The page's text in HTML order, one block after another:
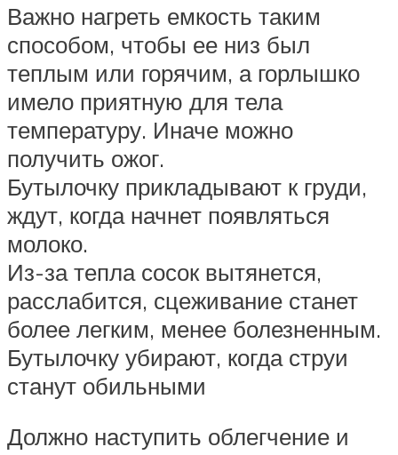
Важно нагреть емкость таким
способом, чтобы ее низ был
теплым или горячим, а горлышко
имело приятную для тела
температуру. Иначе можно
получить ожог.
Бутылочку прикладывают к груди,
ждут, когда начнет появляться
молоко.
Из-за тепла сосок вытянется,
расслабится, сцеживание станет
более легким, менее болезненным.
Бутылочку убирают, когда струи
станут обильными
Должно наступить облегчение и